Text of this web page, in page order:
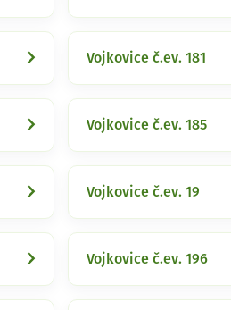
Vojkovice č.ev. 181
Vojkovice č.ev. 185
Vojkovice č.ev. 19
Vojkovice č.ev. 196